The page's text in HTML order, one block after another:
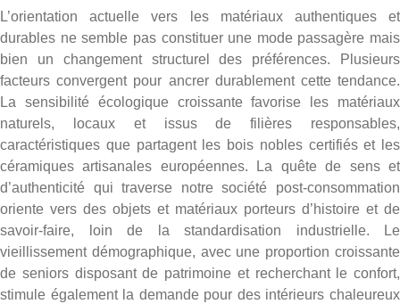
L’orientation actuelle vers les matériaux authentiques et
durables ne semble pas constituer une mode passagère mais
bien un changement structurel des préférences. Plusieurs
facteurs convergent pour ancrer durablement cette tendance.
La sensibilité écologique croissante favorise les matériaux
naturels, locaux et issus de filières responsables,
caractéristiques que partagent les bois nobles certifiés et les
céramiques artisanales européennes. La quête de sens et
d’authenticité qui traverse notre société post-consommation
oriente vers des objets et matériaux porteurs d’histoire et de
savoir-faire, loin de la standardisation industrielle. Le
vieillissement démographique, avec une proportion croissante
de seniors disposant de patrimoine et recherchant le confort,
stimule également la demande pour des intérieurs chaleureux